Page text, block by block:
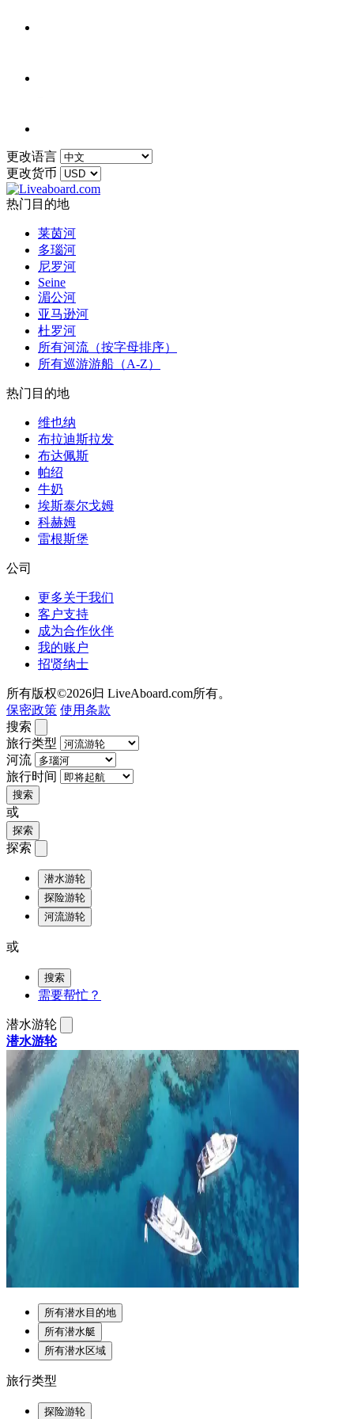
更改语言
更改货币
热门目的地
莱茵河
多瑙河
尼罗河
Seine
湄公河
亚马逊河
杜罗河
所有河流（按字母排序）
所有巡游游船（A-Z）
热门目的地
维也纳
布拉迪斯拉发
布达佩斯
帕绍
牛奶
埃斯泰尔戈姆
科赫姆
雷根斯堡
公司
更多关于我们
客户支持
成为合作伙伴
我的账户
招贤纳士
所有版权©2026归 LiveAboard.com所有。
保密政策 使用条款
搜索
旅行类型
河流
旅行时间
搜索
或
探索
探索
潜水游轮
探险游轮
河流游轮
或
搜索
需要帮忙？
潜水游轮
潜水游轮
所有潜水目的地
所有潜水艇
所有潜水区域
旅行类型
探险游轮